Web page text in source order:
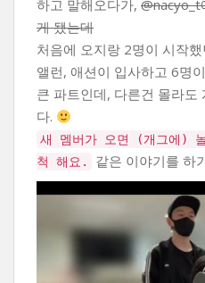
하고 말해오다가,
게 됐는데
처음에 오지랑 2명이 시작
앨런, 애션이 입사하고 6명
큰 파트인데, 다른건 몰라도
다.
새 멤버가 오면 (개그에)
척 해요.
같은 이야기를 하